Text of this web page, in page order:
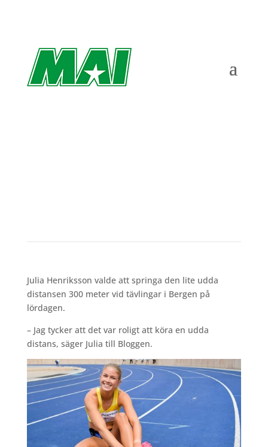
Julia Henriksson valde att springa den lite udda
distansen 300 meter vid tävlingar i Bergen på
lördagen.
– Jag tycker att det var roligt att köra en udda
distans, säger Julia till Bloggen.